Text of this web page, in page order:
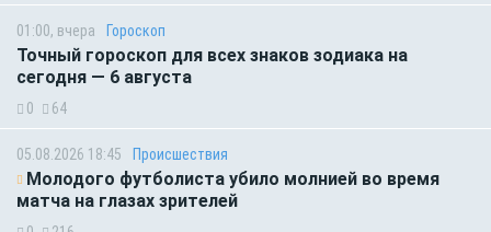
01:00, вчера Гороскоп
Точный гороскоп для всех знаков зодиака на
сегодня — 6 августа
0 64
05.08.2026 18:45 Происшествия
Молодого футболиста убило молнией во время
матча на глазах зрителей